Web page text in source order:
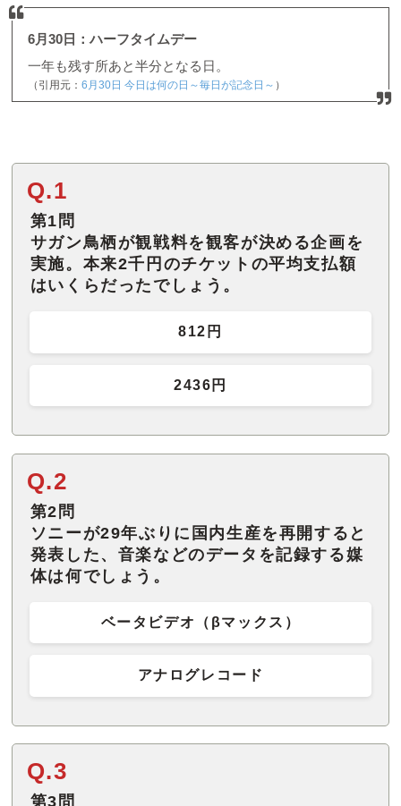
6月30日：ハーフタイムデー
一年も残す所あと半分となる日。
（引用元： 6月30日 今日は何の日～毎日が記念日～ ）
Q.1
第1問
サガン鳥栖が観戦料を観客が決める企画を
実施。本来2千円のチケットの平均支払額
はいくらだったでしょう。
812円
2436円
Q.2
第2問
ソニーが29年ぶりに国内生産を再開すると
発表した、音楽などのデータを記録する媒
体は何でしょう。
ベータビデオ（βマックス）
アナログレコード
Q.3
第3問